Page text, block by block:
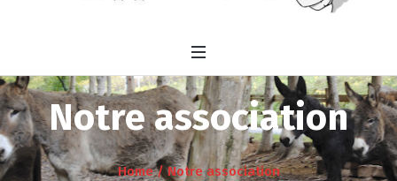
Notre association
Home /Notre association